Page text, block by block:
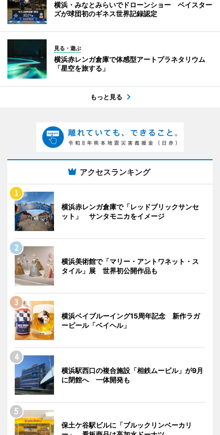
横浜・みなとみらいでドローンショー ベイスター
ズが球団初のギネス世界記録認定
見る・遊ぶ
横浜赤レンガ倉庫で体感型アートプラネタリウム
「星空を旅する」
もっと見る
アクセスランキング
横浜赤レンガ倉庫で「レッドブリックサンセ
ット」 サンタモニカをイメージ
横浜美術館で「マリー・アントワネット・ス
タイル」展 世界初公開作品も
横浜ベイブルーイング15周年記念 新作ラガ
ービール「ベイヘル」
横浜駅西口の複合施設「相鉄ムービル」が9月
に閉館へ 一体開発も
保土ケ谷駅ビルに「ブルックリンベーカリ